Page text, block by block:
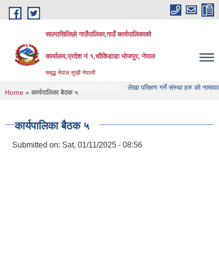
Skip to main content
साल्पासिलिछो गाउँपालिका,गाउँ कार्यपालिकाको
कार्यालय,प्रदेश नं १,चौकिडाडा भोजपुर, नेपाल
समृद्ध नेपाल सुखी नेपाली
मा यहाँ हरुलाई हार्दिक स्वागत छ लेखा परिक्षण गर्ने संस्था हरु को नामावाली
You are here
Home » कार्यपालिका बैठक ५
कार्यपालिका बैठक ५
Submitted on: Sat, 01/11/2025 - 08:56